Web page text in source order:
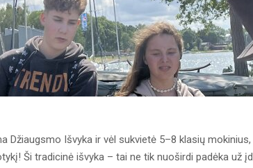
Džiaugsmo Išvyka ir vėl sukvietė 5–8 klasių
Ši tradicinė išvyka – tai ne tik nuoširdi padėka už